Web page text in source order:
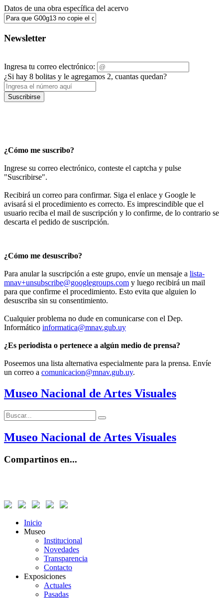
Datos de una obra específica del acervo
Newsletter
Ingresa tu correo electrónico:
¿Si hay 8 bolitas y le agregamos 2, cuantas quedan?
Suscribirse
¿Cómo me suscribo?
Ingrese su correo electrónico, conteste el captcha y pulse
"Suscribirse".
Recibirá un correo para confirmar. Siga el enlace y Google le
avisará si el procedimiento es correcto. Es imprescindible que el
usuario reciba el mail de suscripción y lo confirme, de lo contrario se
descarta el pedido de suscripción.
¿Cómo me desuscribo?
Para anular la suscripción a este grupo, envíe un mensaje a lista-
mnav+unsubscribe@googlegroups.com y luego recibirá un mail
para que confirme el procedimiento. Esto evita que alguien lo
desuscriba sin su consentimiento.
Cualquier problema no dude en comunicarse con el Dep.
Informático informatica@mnav.gub.uy
¿Es periodista o pertenece a algún medio de prensa?
Poseemos una lista alternativa especialmente para la prensa. Envíe
un correo a comunicacion@mnav.gub.uy.
Museo Nacional de Artes Visuales
Buscar:
Buscar
Museo Nacional de Artes Visuales
Compartinos en...
Inicio
Museo
Institucional
Novedades
Transparencia
Contacto
Exposiciones
Actuales
Pasadas